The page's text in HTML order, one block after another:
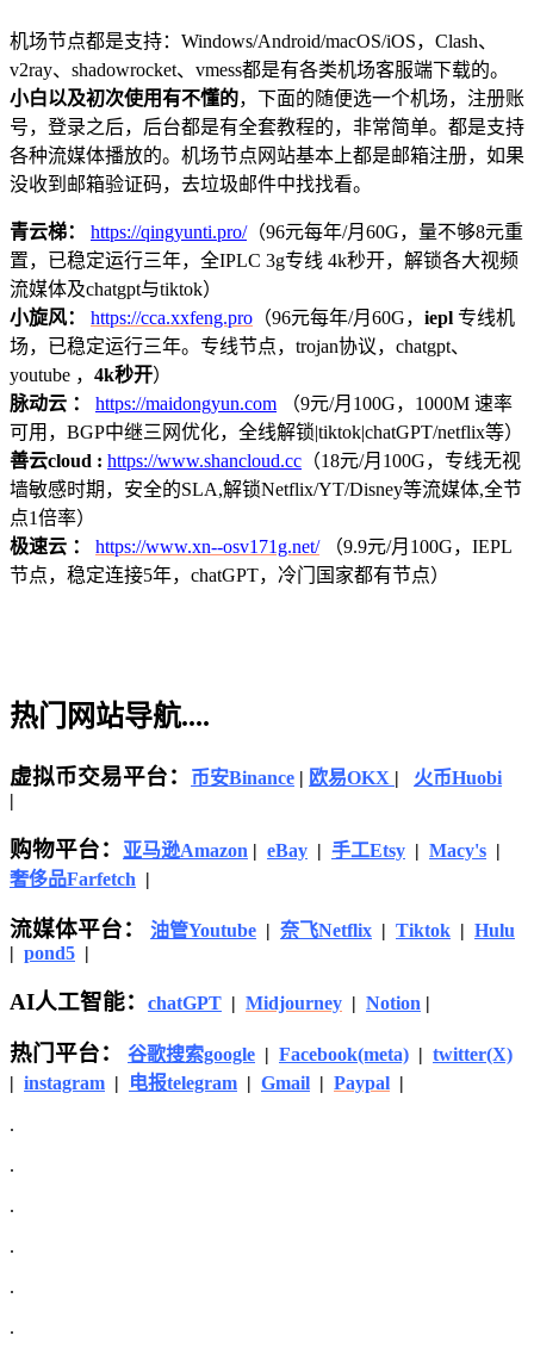
机场节点都是支持：Windows/Android/macOS/iOS，Clash、
v2ray、shadowrocket、vmess都是有各类机场客服端下载的。
小白以及初次使用有不懂的，下面的随便选一个机场，注册账
号，登录之后，后台都是有全套教程的，非常简单。都是支持
各种流媒体播放的。机场节点网站基本上都是邮箱注册，如果
没收到邮箱验证码，去垃圾邮件中找找看。
青云梯： https://qingyunti.pro/（96元每年/月60G，量不够8元重
置，已稳定运行三年，全IPLC 3g专线 4k秒开，解锁各大视频
流媒体及chatgpt与tiktok）
小旋风：
https://cca.xxfeng.pro （96元每年/月60G， iepl 专线机
场，已稳定运行三年。专线节点，trojan协议，chatgpt、
youtube ， 4k秒开）
脉动云 ：
https://maidongyun.com （9元/月100G，1000M 速率
可用，BGP中继三网优化，全线解锁|tiktok|chatGPT/netflix等）
善云cloud : https://www.shancloud.cc （18元/月100G，专线无视
墙敏感时期，安全的SLA,解锁Netflix/YT/Disney等流媒体,全节
点1倍率）
极速云 ：
https://www.xn--osv171g.net/（9.9元/月100G，IEPL
节点，稳定连接5年，chatGPT，冷门国家都有节点）
热门网站导航....
虚拟币交易平台： 币安Binance | 欧易OKX | 火币Huobi
|
购物平台： 亚马逊Amazon | eBay | 手工Etsy | Macy's |
奢侈品Farfetch |
流媒体平台： 油管Youtube | 奈飞Netflix | Tiktok | Hulu
| pond5 |
AI人工智能： chatGPT | Midjourney | Notion |
热门平台： 谷歌搜索google | Facebook(meta) | twitter(X)
| instagram | 电报telegram | Gmail | Paypal |
.
.
.
.
.
.